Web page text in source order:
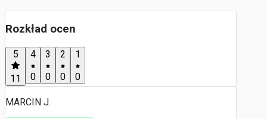
Rozkład ocen
5
11
4
0
3
0
2
0
1
0
MARCIN J.